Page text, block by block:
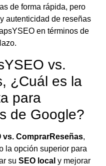
de forma rápida, pero
autenticidad de reseñas
en términos de
vs.
¿Cuál es la
para
de Google?
vs. ComprarReseñas,
la opción superior para
su SEO local y mejorar